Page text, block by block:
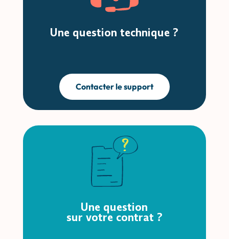
Une question technique ?
Contacter le support
Une question
sur votre contrat ?